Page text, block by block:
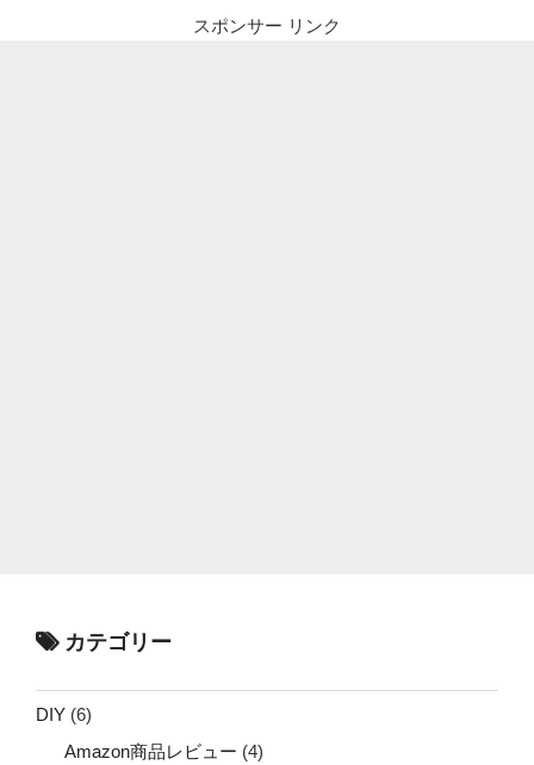
スポンサー リンク
カテゴリー
DIY (6)
Amazon商品レビュー (4)